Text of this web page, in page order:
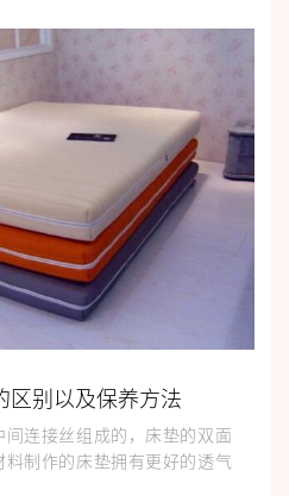
区别以及保养方法
连接丝组成的，床垫的双面
制作的床垫拥有更好的透气